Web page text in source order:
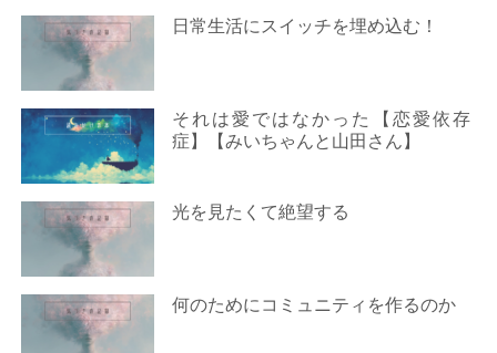
日常生活にスイッチを埋め込む！
それは愛ではなかった【恋愛依存
症】【みいちゃんと山田さん】
光を見たくて絶望する
何のためにコミュニティを作るのか